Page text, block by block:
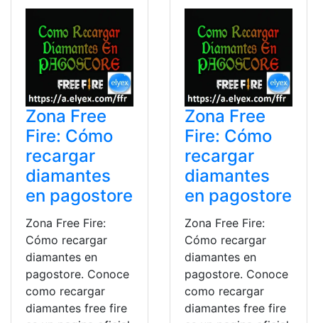
Zona Free
Fire: Cómo
recargar
diamantes
en pagostore
Zona Free Fire:
Cómo recargar
diamantes en
pagostore. Conoce
como recargar
diamantes free fire
Zona Free
Fire: Cómo
recargar
diamantes
en pagostore
Zona Free Fire:
Cómo recargar
diamantes en
pagostore. Conoce
como recargar
diamantes free fire